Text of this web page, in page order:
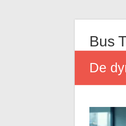
Bus
De